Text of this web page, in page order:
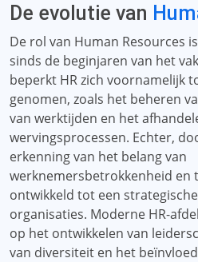
De evolutie van
De rol van Human Resources
sinds de beginjaren van het
beperkt HR zich voornamelijk
genomen, zoals het beheren
van werktijden en het
wervingsprocessen. Echter,
erkenning van het belang van
werknemersbetrokkenheid en
ontwikkeld tot een
organisaties. Moderne HR-
op het ontwikkelen van
van diversiteit en het